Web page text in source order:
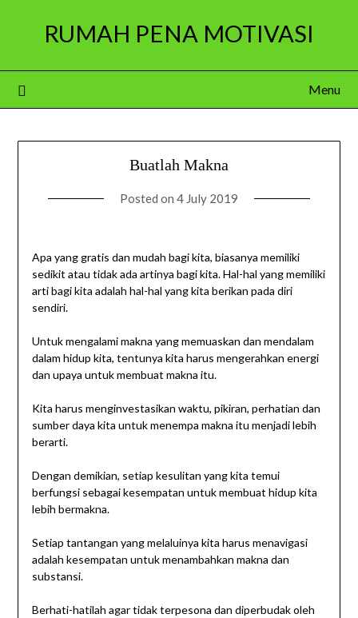
RUMAH PENA MOTIVASI
Menu
Buatlah Makna
Posted on 4 July 2019
Apa yang gratis dan mudah bagi kita, biasanya memiliki
sedikit atau tidak ada artinya bagi kita. Hal-hal yang memiliki
arti bagi kita adalah hal-hal yang kita berikan pada diri
sendiri.
Untuk mengalami makna yang memuaskan dan mendalam
dalam hidup kita, tentunya kita harus mengerahkan energi
dan upaya untuk membuat makna itu.
Kita harus menginvestasikan waktu, pikiran, perhatian dan
sumber daya kita untuk menempa makna itu menjadi lebih
berarti.
Dengan demikian, setiap kesulitan yang kita temui
berfungsi sebagai kesempatan untuk membuat hidup kita
lebih bermakna.
Setiap tantangan yang melaluinya kita harus menavigasi
adalah kesempatan untuk menambahkan makna dan
substansi.
Berhati-hatilah agar tidak terpesona dan diperbudak oleh